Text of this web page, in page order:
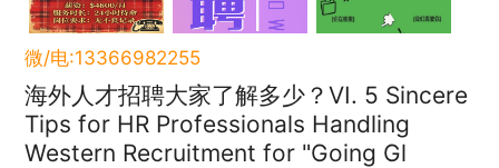
微/电:13366982255
海外人才招聘大家了解多少？VI. 5 Sincere
Tips for HR Professionals Handling
Western Recruitment for "Going Gl